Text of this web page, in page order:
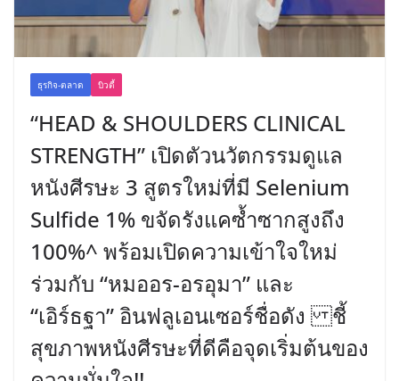
ธุรกิจ-ตลาด บิวตี้
“HEAD & SHOULDERS CLINICAL
STRENGTH” เปิดตัวนวัตกรรมดูแล
หนังศีรษะ 3 สูตรใหม่ที่มี Selenium
Sulfide 1% ขจัดรังแคซ้ำซากสูงถึง
100%^ พร้อมเปิดความเข้าใจใหม่
ร่วมกับ “หมออร-อรอุมา” และ
“เอิร์ธฐา” อินฟลูเอนเซอร์ชื่อดัง ชี้
สุขภาพหนังศีรษะที่ดีคือจุดเริ่มต้นของ